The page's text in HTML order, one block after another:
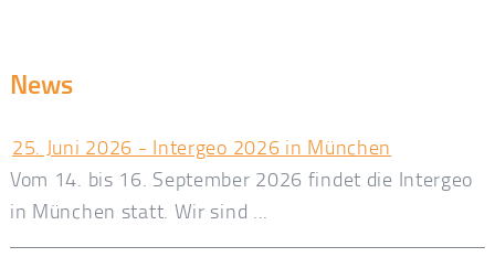
News
25. Juni 2026 - Intergeo 2026 in München
Vom 14. bis 16. September 2026 findet die Intergeo
in München statt. Wir sind ...